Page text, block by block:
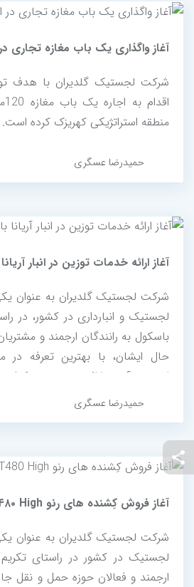
آغاز واگذاری یک باب مغازه تجاری
شرکت لجستیک گلدیران با هدف
منطقه استراتژیکی کهریزک کرده است.
حمیدرضا عسگری
شرکت لجستیک گلدیران به عنوان
لجستیک و انبارداری در کشور، در
حال ایشان، با بهترین تعرفه در
دیجیتال می باشد.
حمیدرضا عسگری
آغاز فروش کِشنده های رنو T۴۸۰ High
شرکت لجستیک گلدیران به عنوان
لجستیک در کشور در راستای تکریم
ارجمند و فعالان حوزه حمل و نقل